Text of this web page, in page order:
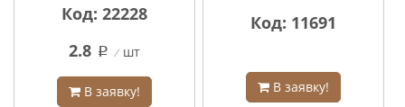
Код: 22228
2.8 q шт
В заявку!
Код: 11691
В заявку!